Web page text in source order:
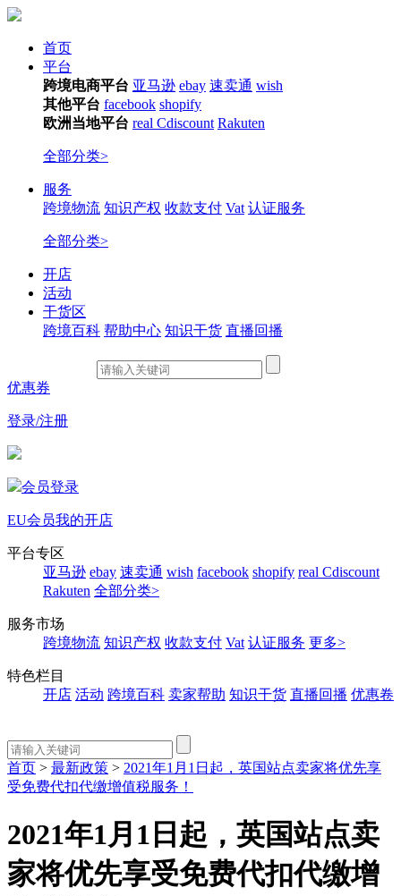
首页
平台
跨境电商平台 亚马逊 ebay 速卖通 wish
其他平台 facebook shopify
欧洲当地平台 real Cdiscount Rakuten
全部分类>
服务
跨境物流 知识产权 收款支付 Vat 认证服务
全部分类>
开店
活动
干货区
跨境百科 帮助中心 知识干货 直播回播
优惠券
登录/注册
会员登录
EU会员我的开店
平台专区
亚马逊 ebay 速卖通 wish facebook shopify real Cdiscount
Rakuten 全部分类>
服务市场
跨境物流 知识产权 收款支付 Vat 认证服务 更多>
特色栏目
开店 活动 跨境百科 卖家帮助 知识干货 直播回播 优惠卷
首页 > 最新政策 > 2021年1月1日起，英国站点卖家将优先享
受免费代扣代缴增值税服务！
2021年1月1日起，英国站点卖
家将优先享受免费代扣代缴增